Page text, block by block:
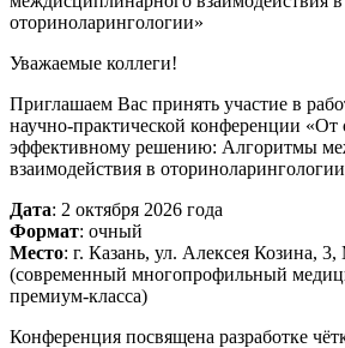
оториноларингологии»
Уважаемые коллеги!
Приглашаем Вас принять участие в
научно-практической конференции «От
эффективному решению: Алгоритмы
взаимодействия в
Дата: 2 октября 2026 года
Формат: очный
Место: г. Казань, ул. Алексея Козина,
(современный многопрофильный
премиум-класса)
Конференция посвящена разработке